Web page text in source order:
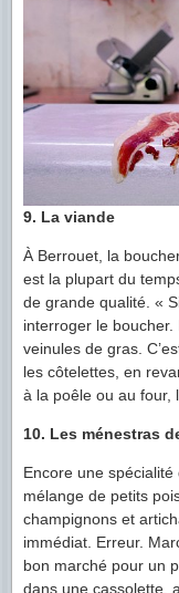
9. La viande
À Berrouet, la
est la plupart du
de grande qualité. «
interroger le boucher.
veinules de gras.
les côtelettes, en
à la poêle ou au four,
10. Les ménestras
Encore une
mélange de petits
champignons et
immédiat. Erreur.
bon marché pour un
dans une cassolette,